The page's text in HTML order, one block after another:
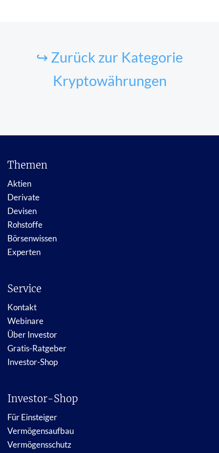
↪ Zurück zur Kategorie
Kryptowährungen
Themen
Aktien
Derivate
Devisen
Rohstoffe
Börsenwissen
Experten
Service
Kontakt
Webinare
Über Investor
Gratis-Ratgeber
Investor-Shop
Investor-Shop
Für Einsteiger
Vermögensaufbau
Vermögensschutz